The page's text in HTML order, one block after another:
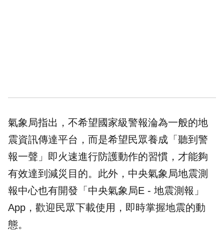
氣象局指出，不希望國家級警報淪為一般的地
震資訊傳達平台，而是希望民眾養成「聽到警
報一聲」即火速進行防護動作的習慣，才能夠
有效達到減災目的。此外，中央氣象局地震測
報中心也有開發「中央氣象局E - 地震測報」
App，歡迎民眾下載使用，即時掌握地震的動
態。